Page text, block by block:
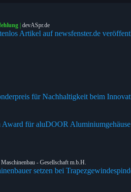
| devASpr.de
Artikel auf newsfenster.de
für Nachhaltigkeit beim
Award für aluDOOR
- Gesellschaft m.b.H.
setzen bei